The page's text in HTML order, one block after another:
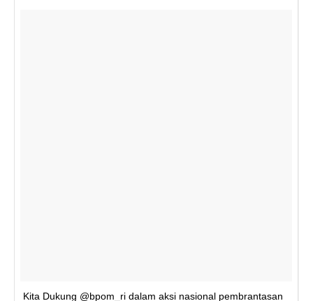
Kita Dukung @bpom_ri dalam aksi nasional pembrantasan